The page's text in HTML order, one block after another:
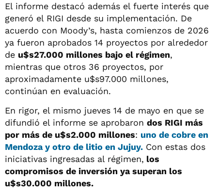
El informe destacó además el fuerte interés que
generó el RIGI desde su implementación. De
acuerdo con Moody’s, hasta comienzos de 2026
ya fueron aprobados 14 proyectos por alrededor
de u$s27.000 millones bajo el régimen,
mientras que otros 36 proyectos, por
aproximadamente u$s97.000 millones,
continúan en evaluación.
En rigor, el mismo jueves 14 de mayo en que se
difundió el informe se aprobaron dos RIGI más
por más de u$s2.000 millones: uno de cobre en
Mendoza y otro de litio en Jujuy. Con estas dos
iniciativas ingresadas al régimen, los
compromisos de inversión ya superan los
u$s30.000 millones.